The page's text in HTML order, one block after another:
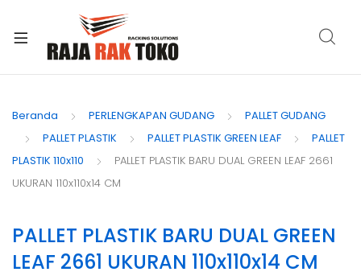
Beranda PERLENGKAPAN GUDANG
PALLET GUDANG
PALLET PLASTIK
PALLET PLASTIK GREEN LEAF
PALLET
PLASTIK 110x110
PALLET PLASTIK BARU DUAL GREEN LEAF 2661
UKURAN 110x110x14 CM
PALLET PLASTIK BARU DUAL GREEN
LEAF 2661 UKURAN 110x110x14 CM